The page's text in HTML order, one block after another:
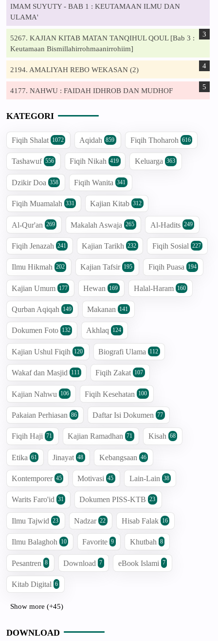
IMAM SUYUTY - BAB 1 : KEUTAMAAN ILMU DAN
ULAMA'
5267. KAJIAN KITAB MATAN TANQIHUL QOUL [Bab 3 :
Keutamaan Bismillahirrohmaanirrohiim]
2194. AMALIYAH REBO WEKASAN (2)
4177. NAHWU : FAIDAH IDHROB DAN MUDHOF
KATEGORI
Fiqih Shalat 1072 Aqidah 859 Fiqih Thoharoh 616
Tashawuf 556 Fiqih Nikah 419 Keluarga 363
Dzikir Doa 358 Fiqih Wanita 341
Fiqih Muamalah 331 Kajian Kitab 312
Al-Qur'an 269 Makalah Aswaja 265 Al-Hadits 249
Fiqih Jenazah 241 Kajian Tarikh 232 Fiqih Sosial 227
Ilmu Hikmah 202 Kajian Tafsir 195 Fiqih Puasa 194
Kajian Umum 177 Hewan 169 Halal-Haram 160
Qurban Aqiqah 149 Makanan 141
Dokumen Foto 132 Akhlaq 124
Kajian Ushul Fiqih 120 Biografi Ulama 112
Wakaf dan Masjid 111 Fiqih Zakat 107
Kajian Nahwu 106 Fiqih Kesehatan 100
Pakaian Perhiasan 86 Daftar Isi Dokumen 77
Fiqih Haji 71 Kajian Ramadhan 71 Kisah 68
Etika 61 Jinayat 48 Kebangsaan 46
Kontemporer 45 Motivasi 45 Lain-Lain 38
Warits Faro'id 31 Dokumen PISS-KTB 23
Ilmu Tajwid 23 Nadzar 22 Hisab Falak 16
Ilmu Balaghoh 10 Favorite 9 Khutbah 8
Pesantren 8 Download 7 eBook Islami 7
Kitab Digital 6
Show more (+45)
DOWNLOAD